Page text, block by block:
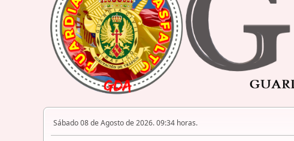
Sábado 08 de Agosto de 2026. 09:34 horas.